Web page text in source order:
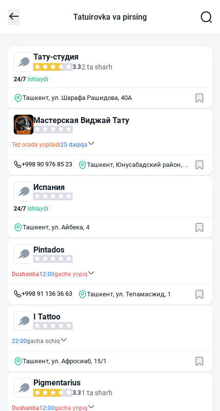
Tatuirovka va pirsing
Тату-студия
3.32 ta sharh
24/7 Ishlaydi
Ташкент, ул. Шарафа Рашидова, 40А
Мастерская Виджай Тату
Tez orada yopiladi25 daqiqa
+998 90 976 85 23
Ташкент, Юнусабадский район,
Испания
24/7 Ishlaydi
Ташкент, ул. Айбека, 4
Pintados
Dushanba12:00gacha yopiq
+998 91 136 36 63 Ташкент, ул. Тепамасжид, 1
I Tattoo
22:00gacha ochiq
Ташкент, ул. Афросиаб, 15/1
Pigmentarius
3.3 1 ta sharh
Dushanba12:00gacha yopiq